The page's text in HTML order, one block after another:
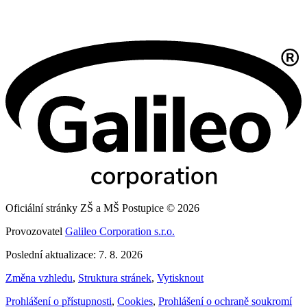
Oficiální stránky ZŠ a MŠ Postupice © 2026
Provozovatel Galileo Corporation s.r.o.
Poslední aktualizace: 7. 8. 2026
Změna vzhledu, Struktura stránek, Vytisknout
Prohlášení o přístupnosti, Cookies, Prohlášení o ochraně soukromí